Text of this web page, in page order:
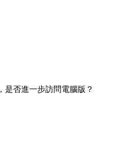
是否進一步訪問電腦版？